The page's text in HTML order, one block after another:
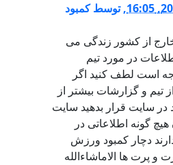
,توسطکمبود
از کشور زندگی می
در مورد تیم
است لطف کنید اگر
تیم و گزارشات بیشتر از
در سایت قرار بدهید سایت
گونه اطلاعاتی در
دچار کمبود ورزش
پرت ها الاماشاءالله